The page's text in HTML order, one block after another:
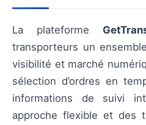
La plateforme
transporteurs un
visibilité et marché
sélection d’ordres en
informations de suivi
approche flexible et des